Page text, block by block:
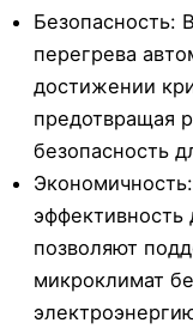
Безопасность:
перегрева
достижении
предотвращая
безопасность
позволяют
микроклимат